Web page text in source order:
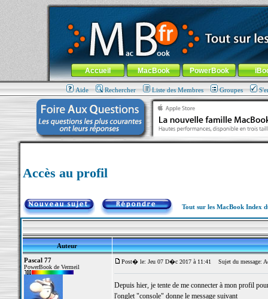
MacBook-fr.com : 100% Apple... 100% nomade !
Aller au contenu-Aller au menu général-Aller au menu de
Menu général
Accueil MacBook PowerBook
Aide Rechercher Liste des Membres Groupes
Accès au profil
Tout sur les MacBook Index
Auteur
Pascal 77
PowerBook de Vermeil
Post� le: Jeu 07 D�c 2017 à 11:41 Sujet du message:
Depuis hier, je tente de me connecter à mon profil
l'onglet "console" donne le message suivant